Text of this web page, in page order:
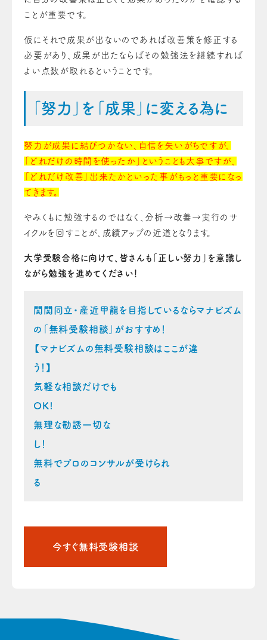
ことが重要です。
仮にそれで成果が出ないのであれば改善策を修正する
必要があり、成果が出たならばその勉強法を継続すれば
よい点数が取れるということです。
「努力」を「成果」に変える為に
努力が成果に結びつかない、自信を失いがちですが、
「どれだけの時間を使ったか」ということも大事ですが、
「どれだけ改善」出来たかといった事がもっと重要になっ
てきます。
やみくもに勉強するのではなく、分析→改善→実行のサ
イクルを回すことが、成績アップの近道となります。
大学受験合格に向けて、皆さんも「正しい努力」を意識し
ながら勉強を進めてください！
関関同立・産近甲龍を目指しているならマナビズム
の「無料受験相談」がおすすめ！
【マナビズムの無料受験相談はここが違
う！】
気軽な相談だけでも
OK!
無理な勧誘一切な
無料でプロのコンサルが受けられ
る
今すぐ無料受験相談